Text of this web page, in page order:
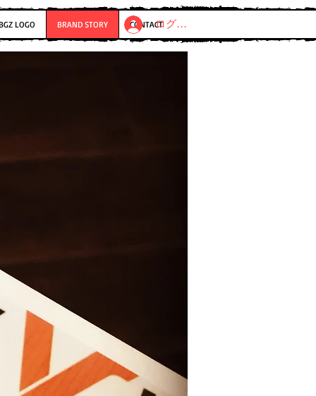
LOGO BRAND STORY CONTACTログイン